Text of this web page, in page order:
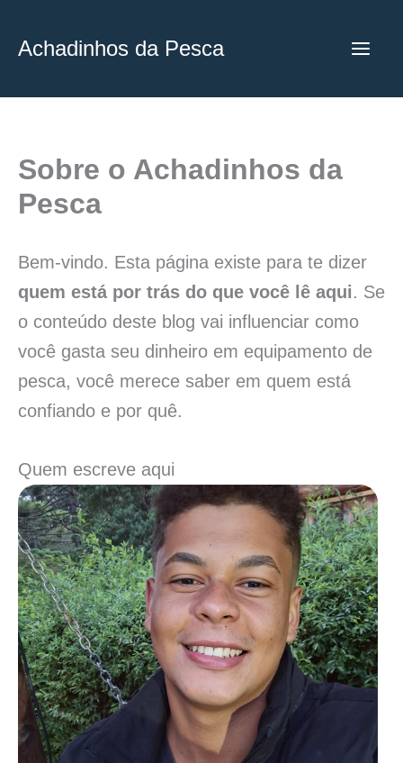
para
conteúdo
Achadinhos da Pesca
Sobre o Achadinhos da
Pesca
Bem-vindo. Esta página existe para te dizer
quem está por trás do que você lê aqui. Se
o conteúdo deste blog vai influenciar como
você gasta seu dinheiro em equipamento de
pesca, você merece saber em quem está
confiando e por quê.
Quem escreve aqui